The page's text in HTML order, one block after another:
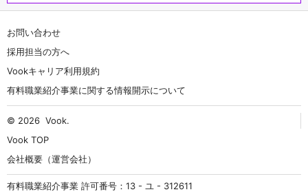
お問い合わせ
採用担当の方へ
Vookキャリア利用規約
有料職業紹介事業に関する情報開示について
© 2026 Vook.
Vook TOP
会社概要（運営会社）
有料職業紹介事業 許可番号：13 - ユ - 312611